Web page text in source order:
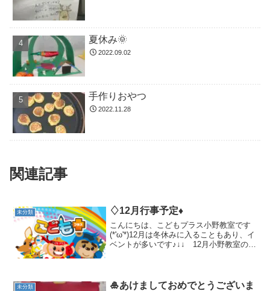
夏休み🌞
2022.09.02
手作りおやつ
2022.11.28
関連記事
未分類 ♢12月行事予定♦
こんにちは、こどもプラス小野教室です
(*'ω'*)12月は冬休みに入ることもあり、イ
ベントが多いです♪↓↓ 12月小野教室の行
未分類
🎍あけましておめでとうございま